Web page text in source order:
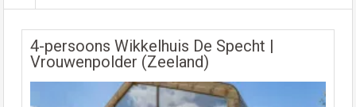
4-persoons Wikkelhuis De Specht |
Vrouwenpolder (Zeeland)